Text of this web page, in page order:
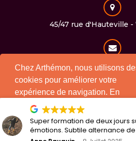
45/47 rue d'Hauteville -
Super formation de deux jours sur la
émotions. Subtile alternance de
Chez Arthémon, nous utilisons
cookies pour améliorer votre
expérience de navigation. En
continuant à utiliser notre site,
consentez à l'utilisation des
conformément à notre politique.